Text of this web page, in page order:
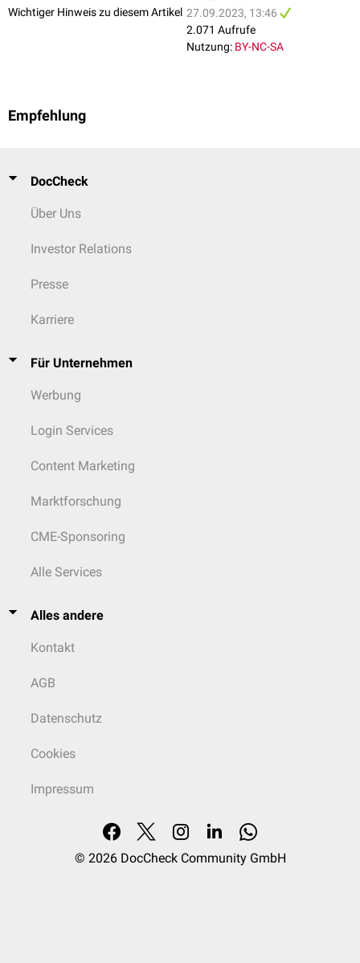
Wichtiger Hinweis zu diesem Artikel 27.09.2023, 13:46
2.071 Aufrufe
Nutzung: BY-NC-SA
Empfehlung
DocCheck
Über Uns
Investor Relations
Presse
Karriere
Für Unternehmen
Werbung
Login Services
Content Marketing
Marktforschung
CME-Sponsoring
Alle Services
Alles andere
Kontakt
AGB
Datenschutz
Cookies
Impressum
© 2026 DocCheck Community GmbH